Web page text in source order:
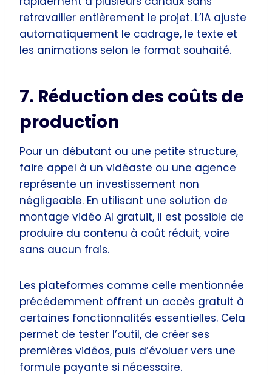
retravailler entièrement le projet. L’IA ajuste
automatiquement le cadrage, le texte et
les animations selon le format souhaité.
7. Réduction des coûts de
production
Pour un débutant ou une petite structure,
faire appel à un vidéaste ou une agence
représente un investissement non
négligeable. En utilisant une solution de
montage vidéo AI gratuit, il est possible de
produire du contenu à coût réduit, voire
sans aucun frais.
Les plateformes comme celle mentionnée
précédemment offrent un accès gratuit à
certaines fonctionnalités essentielles. Cela
permet de tester l’outil, de créer ses
premières vidéos, puis d’évoluer vers une
formule payante si nécessaire.